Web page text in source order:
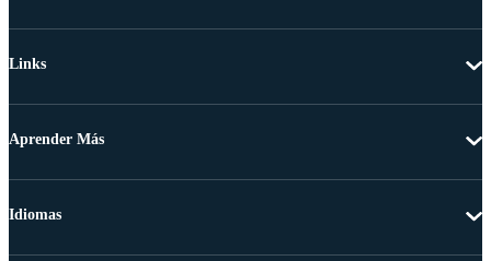
Links
Aprender Más
Idiomas